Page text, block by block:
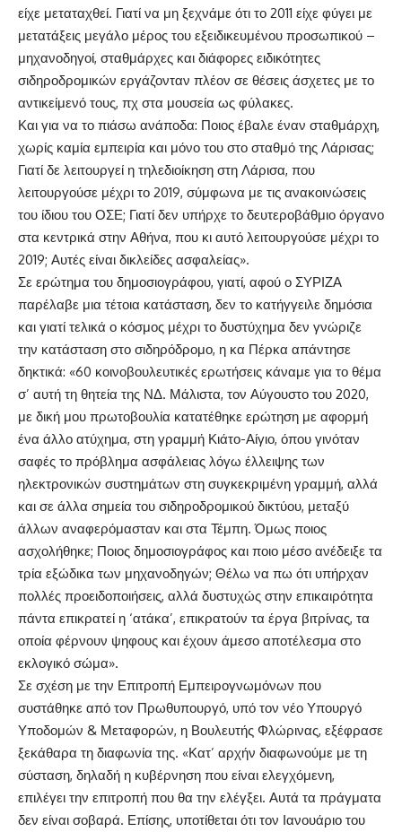
είχε μεταταχθεί. Γιατί να μη ξεχνάμε ότι το 2011 είχε φύγει με
μετατάξεις μεγάλο μέρος του εξειδικευμένου προσωπικού –
μηχανοδηγοί, σταθμάρχες και διάφορες ειδικότητες
σιδηροδρομικών εργάζονταν πλέον σε θέσεις άσχετες με το
αντικείμενό τους, πχ στα μουσεία ως φύλακες.
Και για να το πιάσω ανάποδα: Ποιος έβαλε έναν σταθμάρχη,
χωρίς καμία εμπειρία και μόνο του στο σταθμό της Λάρισας;
Γιατί δε λειτουργεί η τηλεδιοίκηση στη Λάρισα, που
λειτουργούσε μέχρι το 2019, σύμφωνα με τις ανακοινώσεις
του ίδιου του ΟΣΕ; Γιατί δεν υπήρχε το δευτεροβάθμιο όργανο
στα κεντρικά στην Αθήνα, που κι αυτό λειτουργούσε μέχρι το
2019; Αυτές είναι δικλείδες ασφαλείας».
Σε ερώτημα του δημοσιογράφου, γιατί, αφού ο ΣΥΡΙΖΑ
παρέλαβε μια τέτοια κατάσταση, δεν το κατήγγειλε δημόσια
και γιατί τελικά ο κόσμος μέχρι το δυστύχημα δεν γνώριζε
την κατάσταση στο σιδηρόδρομο, η κα Πέρκα απάντησε
δηκτικά: «60 κοινοβουλευτικές ερωτήσεις κάναμε για το θέμα
σ’ αυτή τη θητεία της ΝΔ. Μάλιστα, τον Αύγουστο του 2020,
με δική μου πρωτοβουλία κατατέθηκε ερώτηση με αφορμή
ένα άλλο ατύχημα, στη γραμμή Κιάτο-Αίγιο, όπου γινόταν
σαφές το πρόβλημα ασφάλειας λόγω έλλειψης των
ηλεκτρονικών συστημάτων στη συγκεκριμένη γραμμή, αλλά
και σε άλλα σημεία του σιδηροδρομικού δικτύου, μεταξύ
άλλων αναφερόμασταν και στα Τέμπη. Όμως ποιος
ασχολήθηκε; Ποιος δημοσιογράφος και ποιο μέσο ανέδειξε τα
τρία εξώδικα των μηχανοδηγών; Θέλω να πω ότι υπήρχαν
πολλές προειδοποιήσεις, αλλά δυστυχώς στην επικαιρότητα
πάντα επικρατεί η ‘ατάκα’, επικρατούν τα έργα βιτρίνας, τα
οποία φέρνουν ψηφους και έχουν άμεσο αποτέλεσμα στο
εκλογικό σώμα».
Σε σχέση με την Επιτροπή Εμπειρογνωμόνων που
συστάθηκε από τον Πρωθυπουργό, υπό τον νέο Υπουργό
Υποδομών & Μεταφορών, η Βουλευτής Φλώρινας, εξέφρασε
ξεκάθαρα τη διαφωνία της. «Κατ’ αρχήν διαφωνούμε με τη
σύσταση, δηλαδή η κυβέρνηση που είναι ελεγχόμενη,
επιλέγει την επιτροπή που θα την ελέγξει. Αυτά τα πράγματα
δεν είναι σοβαρά. Επίσης, υποτίθεται ότι τον Ιανουάριο του